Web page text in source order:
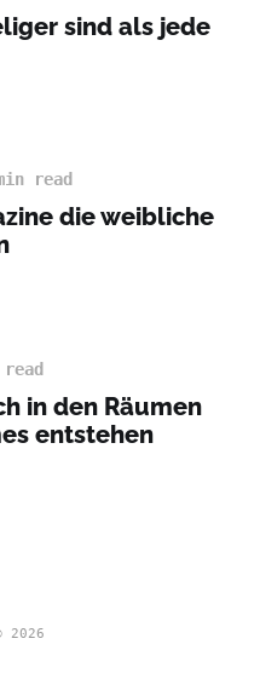
sind als jede
read
die weibliche
in den Räumen
entstehen
2026